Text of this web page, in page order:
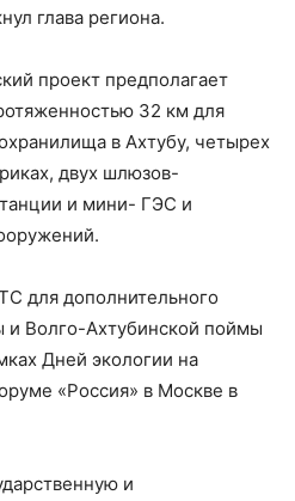
глава региона.
проект предполагает
32 км для
в Ахтубу, четырех
двух шлюзов-
и мини- ГЭС и
для дополнительного
и Волго-Ахтубинской поймы
Дней экологии на
«Россия» в Москве в
и